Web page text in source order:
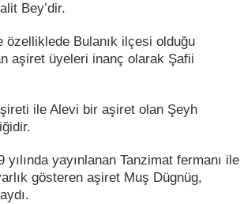
Bey’dir.
Bulanık ilçesi olduğu
aşiret üyeleri inanç olarak Şafii
ile Alevi bir aşiret olan Şeyh
yayınlanan Tanzimat fermanı ile
gösteren aşiret Muş Dügnüg,